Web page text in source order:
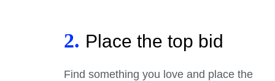
2. Place the top bid
Find something you love and place the